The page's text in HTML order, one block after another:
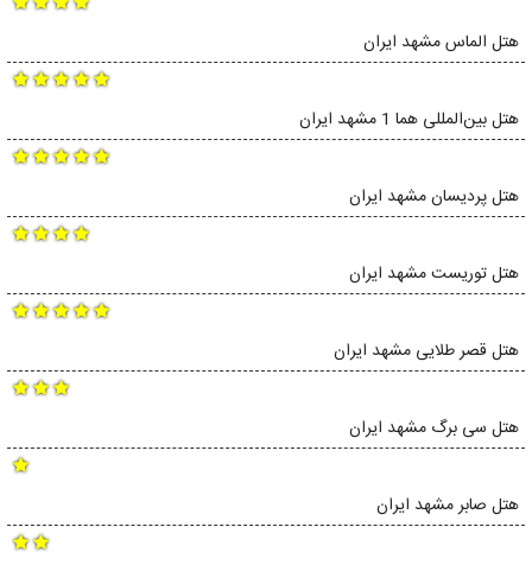
هتل الماس مشهد ایران
هتل بین‌المللی هما 1 مشهد ایران
هتل پردیسان مشهد ایران
هتل توریست مشهد ایران
هتل قصر طلایی مشهد ایران
هتل سی برگ مشهد ایران
هتل صابر مشهد ایران